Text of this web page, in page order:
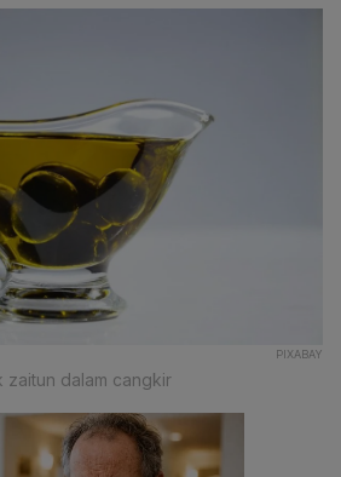
PIXABAY
zaitun dalam cangkir